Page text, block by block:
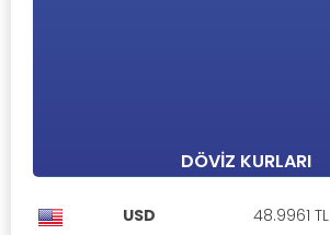
DÖVIZ KURLARI
USD
48.9961 TL